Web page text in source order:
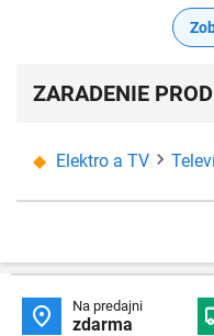
ZARADENIE
Elektro a TV
 Na predajni
zdarma